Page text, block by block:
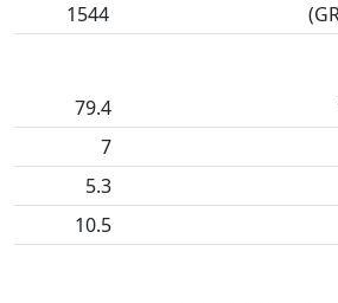
1544
79.4
7
5.3
10.5